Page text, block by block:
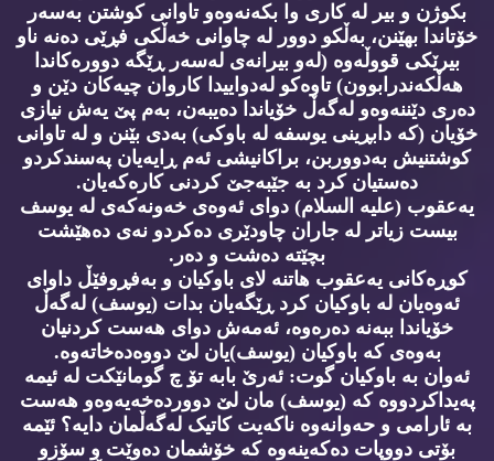
بکوژن و بیر لە کاری وا بکەنەوەو تاوانی کوشتن بەسەر
خۆتاندا بهێنن، بەڵکو دوور لە چاوانی خەڵکی فڕێی دەنە ناو
بیرێکی قووڵەوە (لەو بیرانەی لەسەر ڕێگە دوورەکاندا
هەڵکەندرابوون) تاوەکو لەدواییدا کاروان چیەکان دێن و
دەری دێننەوەو لەگەڵ خۆیاندا دەیبەن، بەم پێ یەش نیازی
خۆیان (کە دابڕینی یوسفە لە باوکی) بەدی بێنن و لە تاوانی
کوشتنیش بەدووربن، براکانیشی ئەم ڕایەیان پەسندکردو
دەستیان کرد بە جێبە‌‌جێ کردنی کارەکەیان.
یەعقوب (علیە السلام) دوای ئەوەی خەونەکەی لە یوسف
بیست زیاتر لە جاران چاودێری دەکردو نەی دەهێشت
بچێتە دەشت و دەر.
کوڕەکانی یەعقوب هاتنە لای باوکیان و بەفڕوفێڵ داوای
ئەوەیان لە باوکیان کرد ڕێگەیان بدات (یوسف) لەگەڵ
خۆیاندا ببەنە دەرەوە، ئەمەش دوای هەست کردنیان
بەوەی کە باوکیان (یوسف)یان لێ دووەدەخاتەوە.
ئەوان بە باوکیان گوت: ئەرێ بابە تۆ چ گومانێکت لە ئیمە
پەیداکردووە کە (یوسف) مان لێ دووردەخەیەوەو هەست
بە ئارامی و حەوانەوە ناکەیت کاتیک لەگەڵمان دایە؟ ئێمە
بۆتی دووپات دەکەینەوە کە خۆشمان دەوێت و سۆزو